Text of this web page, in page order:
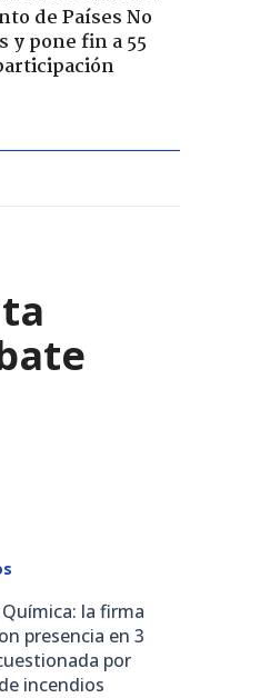
de Países No
y pone fin a 55
la firma
presencia en 3
por
incendios